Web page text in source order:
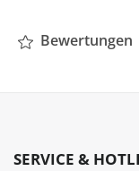
Bewertungen
SERVICE &